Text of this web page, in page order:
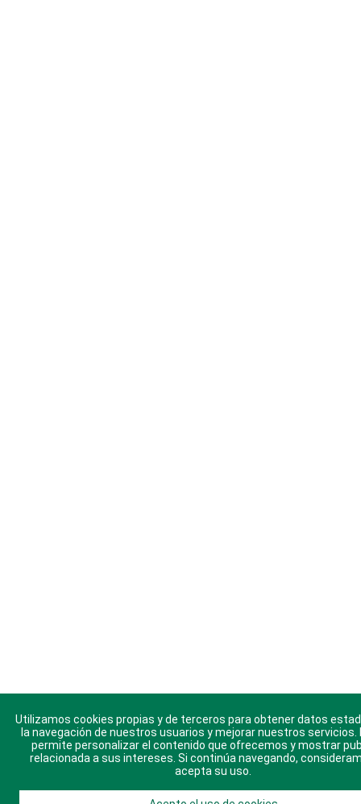
Utilizamos cookies propias y de terceros para obtener datos
la navegación de nuestros usuarios y mejorar nuestros servicios.
permite personalizar el contenido que ofrecemos y mostrar
relacionada a sus intereses. Si continúa navegando,
acepta su uso.